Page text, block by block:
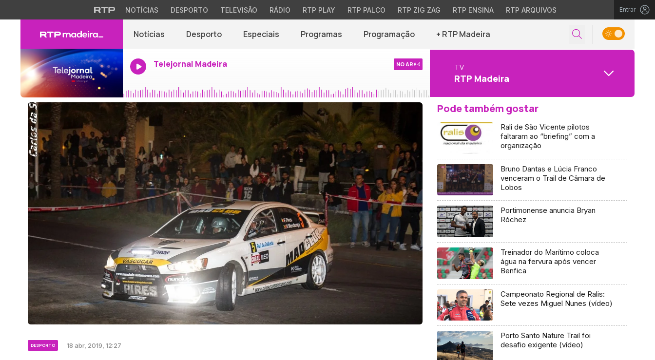
NOTÍCIAS DESPORTO TELEVISÃO RÁDIO RTP PLAY RTP PALCO RTP ZIG ZAG RTP ENSINA RTP ARQUIVOS Entrar
Notícias Desporto Especiais Programas Programação + RTP Madeira
Telejornal Madeira NO AR TV
RTP Madeira
DESPORTO 18 abr, 2019, 12:27
Pode também gostar
Rali de São Vicente pilotos
faltaram ao “briefing” com a
organização
Bruno Dantas e Lúcia Franco
venceram o Trail de Câmara de
Lobos
Portimonense anuncia Bryan
Róchez
Treinador do Marítimo coloca
água na fervura após vencer
Benfica
Campeonato Regional de Ralis:
Sete vezes Miguel Nunes (vídeo)
Porto Santo Nature Trail foi
desafio exigente (vídeo)